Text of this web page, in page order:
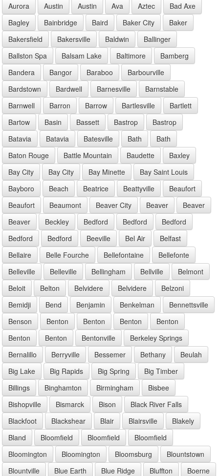
Aurora
Austin Austin Ava Aztec
Bad Axe
Bagley
Bainbridge Baird Baker City
Baker
Bakersfield
Bakersville Baldwin
Ballinger
Ballston Spa
Balsam Lake Baltimore
Bamberg
Bandera
Bangor Baraboo
Barbourville
Bardstown
Bardwell Barnesville
Barnstable
Barnwell
Barron Barrow Bartlesville
Bartlett
Bartow
Basin Bassett Bastrop
Bastrop
Batavia
Batavia Batesville Bath
Bath
Baton Rouge
Battle Mountain Baudette
Baxley
Bay City
Bay City Bay Minette
Bay Saint Louis
Bayboro
Beach Beatrice Beattyville
Beaufort
Beaufort
Beaumont Beaver City Beaver
Beaver
Beaver
Beckley Bedford Bedford
Bedford
Bedford
Bedford Beeville Bel Air
Belfast
Bellaire
Belle Fourche Bellefontaine
Bellefonte
Belleville
Belleville Bellingham Bellville
Belmont
Beloit
Belton Belvidere Belvidere
Belzoni
Bemidji
Bend Benjamin Benkelman
Bennettsville
Benson
Benton Benton Benton
Benton
Benton
Benton Bentonville
Berkeley Springs
Bernalillo
Berryville Bessemer Bethany
Beulah
Big Lake
Big Rapids Big Spring
Big Timber
Billings
Binghamton Birmingham
Bisbee
Bishopville
Bismarck Bison
Black River Falls
Blackfoot
Blackshear Blair Blairsville
Blakely
Bland
Bloomfield Bloomfield
Bloomfield
Bloomington
Bloomington Bloomsburg
Blountstown
Blountville
Blue Earth Blue Ridge Bluffton
Boerne